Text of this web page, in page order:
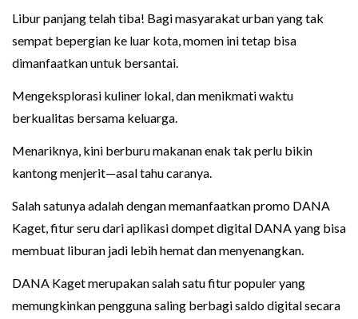
Libur panjang telah tiba! Bagi masyarakat urban yang tak
sempat bepergian ke luar kota, momen ini tetap bisa
dimanfaatkan untuk bersantai.
Mengeksplorasi kuliner lokal, dan menikmati waktu
berkualitas bersama keluarga.
Menariknya, kini berburu makanan enak tak perlu bikin
kantong menjerit—asal tahu caranya.
Salah satunya adalah dengan memanfaatkan promo DANA
Kaget, fitur seru dari aplikasi dompet digital DANA yang bisa
membuat liburan jadi lebih hemat dan menyenangkan.
DANA Kaget merupakan salah satu fitur populer yang
memungkinkan pengguna saling berbagi saldo digital secara